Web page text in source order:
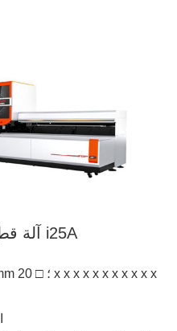
ذكي CNC آلة قطع أنبوب الليزر i25A